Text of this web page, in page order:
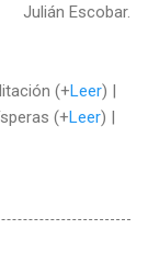
Julián Escobar.
(+Leer) |
(+Leer) |